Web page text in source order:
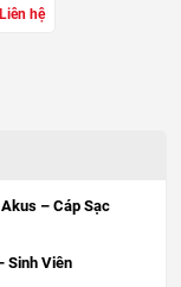
Liên hệ
– Cáp Sạc
Sinh Viên